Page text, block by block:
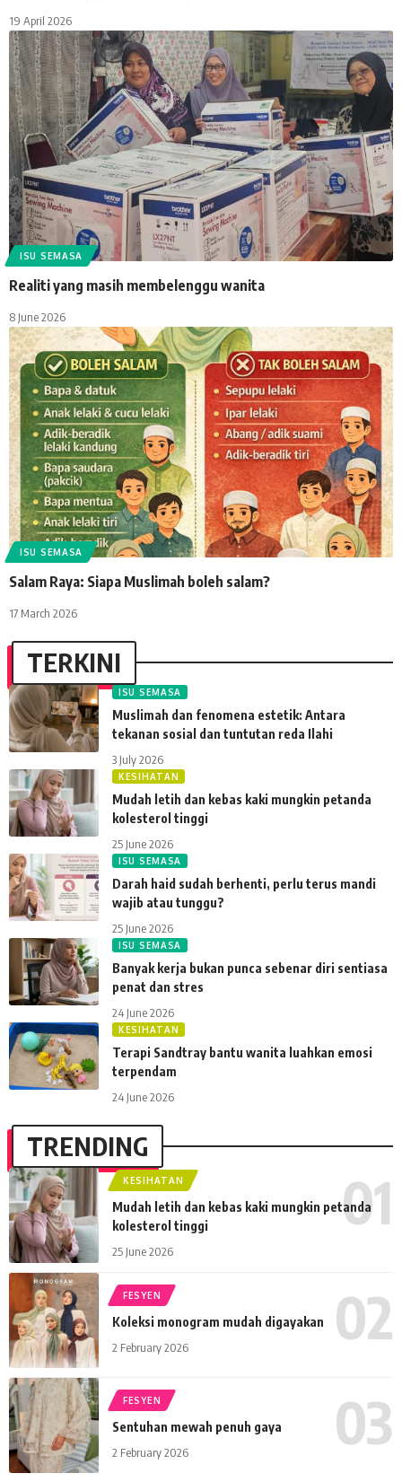
19 April 2026
ISU SEMASA
Realiti yang masih membelenggu wanita
8 June 2026
ISU SEMASA
Salam Raya: Siapa Muslimah boleh salam?
17 March 2026
TERKINI
ISU SEMASA
Muslimah dan fenomena estetik: Antara
tekanan sosial dan tuntutan reda Ilahi
3 July 2026
KESIHATAN
Mudah letih dan kebas kaki mungkin petanda
kolesterol tinggi
25 June 2026
ISU SEMASA
Darah haid sudah berhenti, perlu terus mandi
wajib atau tunggu?
25 June 2026
ISU SEMASA
Banyak kerja bukan punca sebenar diri sentiasa
penat dan stres
24 June 2026
KESIHATAN
Terapi Sandtray bantu wanita luahkan emosi
terpendam
24 June 2026
TRENDING
KESIHATAN
Mudah letih dan kebas kaki mungkin petanda
kolesterol tinggi
25 June 2026
FESYEN
Koleksi monogram mudah digayakan
2 February 2026
FESYEN
Sentuhan mewah penuh gaya
2 February 2026